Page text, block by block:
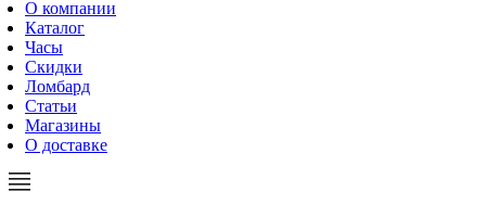
О компании
Каталог
Часы
Скидки
Ломбард
Статьи
Магазины
О доставке